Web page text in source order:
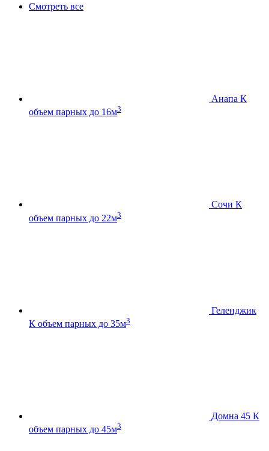
Смотреть все
Анапа К
объем парных до 16м3
Сочи К
объем парных до 22м3
Геленджик
К объем парных до 35м3
Домна 45 К
объем парных до 45м3